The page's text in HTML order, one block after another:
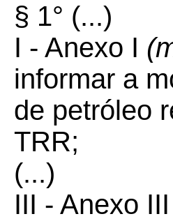
§ 1° (...)
I - Anexo I
informar a
de petróleo
TRR;
(...)
III - Anexo III